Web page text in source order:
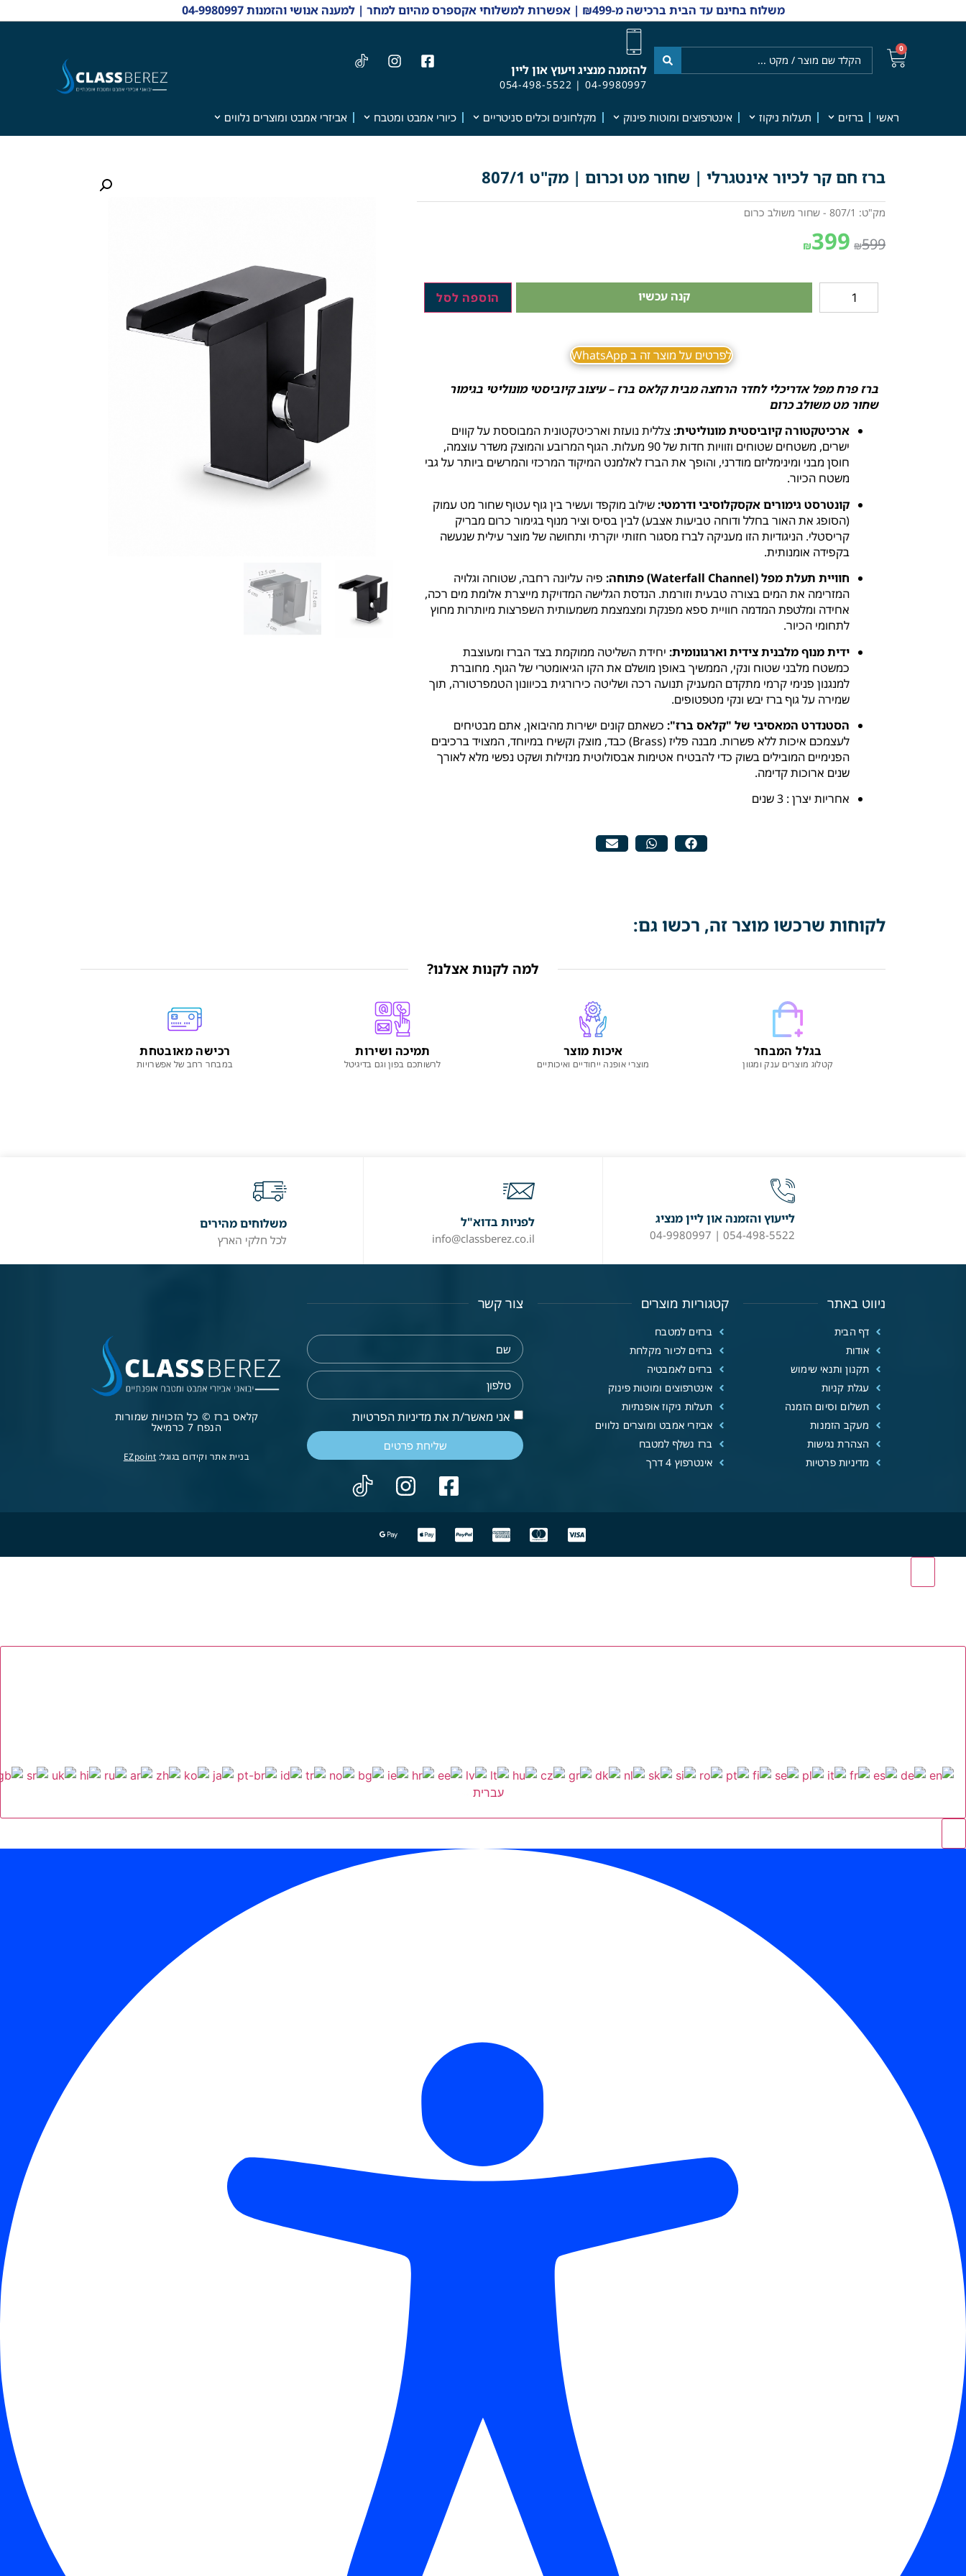
משלוח בחינם עד הבית ברכישה מ-₪499 | אפשרות למשלוחי אקספרס מהיום למחר | למענה אנושי והזמנות 04-9980997
0
להזמנה מנציג ויעוץ און ליין
04-9980997
|
054-498-5522
ראשי ברזים תעלות ניקוז אינטרפוצים ומוטות פינוק מקלחונים וכלים סניטריים כיורי אמבט ומטבח אביזרי אמבט ומוצרים נלווים
ברז חם קר לכיור אינטגרלי | שחור מט וכרום | מק"ט 807/1
מק"ט: 807/1 - שחור משולב כרום
₪599
₪399
קנה עכשיו הוספה לסל
לפרטים על מוצר זה ב WhatsApp
ברז פרח מפל אדריכלי לחדר הרחצה מבית קלאס ברז – עיצוב קיוביסטי מונוליטי בגימור
שחור מט משולב כרום
ארכיטקטורה קיוביסטית מונוליטית:צללית נועזת וארכיטקטונית המבוססת על קווים
ישרים, משטחים שטוחים וזוויות חדות של 90 מעלות. הגוף המרובע והמוצק משדר עוצמה,
חוסן מבני ומינימליזם מודרני, והופך את הברז לאלמנט המיקוד המרכזי והמרשים ביותר על גבי
משטח הכיור.
קונטרסט גימורים אקסקלוסיבי ודרמטי:שילוב מוקפד ועשיר בין גוף עטוף שחור מט עמוק
(הסופג את האור בחלל ודוחה טביעות אצבע) לבין בסיס וציר מנוף בגימור כרום מבריק
קריסטלי. הניגודיות הזו מעניקה לברז מסגור חזותי יוקרתי ותחושה של מוצר עילית שנעשה
בקפידה אומנותית.
חוויית תעלת מפל (Waterfall Channel) פתוחה:
פיה עליונה רחבה, שטוחה וגלויה
המזרימה את המים בצורה טבעית וזורמת. הנדסת הגלישה המדויקת מייצרת אלומת מים רכה,
אחידה ומלטפת המדמה חוויית ספא מפנקת ומצמצמת משמעותית השפרצות מיותרות מחוץ
לתחומי הכיור.
ידית מנוף מלבנית צידית וארגונומית: יחידת השליטה ממוקמת בצד הברז ומעוצבת
כמשטח מלבני שטוח ונקי, הממשיך באופן מושלם את הקו הגיאומטרי של הגוף. מחוברת
למנגנון פנימי קרמי מתקדם המעניק תנועה רכה ושליטה כירורגית בכיוונון הטמפרטורה, תוך
שמירה על גוף ברז יבש ונקי מטפטופים.
הסטנדרט המאסיבי של "קלאס ברז": כשאתם קונים ישירות מהיבואן, אתם מבטיחים
לעצמכם איכות ללא פשרות. מבנה פליז (Brass) כבד, מוצק וקשיח במיוחד, המצויד ברכיבים
הפנימיים המובילים בשוק כדי להבטיח אטימות אבסולוטית מנזילות ושקט נפשי מלא לאורך
שנים ארוכות קדימה.
אחריות יצרן : 3 שנים
לקוחות שרכשו מוצר זה, רכשו גם:
למה לקנות אצלנו?
בגלל המבחר
קטלוג מוצרים ענק ומגוון
איכות מוצר
מוצרי אופנה ייחודיים ואיכותיים
תמיכה ושירות
לרשותכם בפון וגם בדיגיטל
רכישה מאובטחת
במבחר רחב של אפשרויות
לייעוץ והזמנה און ליין מנציג
054-498-5522 | 04-9980997
לפניות בדוא"ל
info@classberez.co.il
משלוחים מהירים
לכל חלקי הארץ
ניווט באתר
דף הבית
אודות
תקנון ותנאי שימוש
עגלת קניות
תשלום וסיום הזמנה
מעקב הזמנות
הצהרת נגישות
מדיניות פרטיות
קטגוריות מוצרים
ברזים למטבח
ברזים לכיור מקלחת
ברזים לאמבטיה
אינטרפוצים ומוטות פינוק
תעלות ניקוז אופנתיות
אביזרי אמבט ומוצרים נלווים
ברז נשלף למטבח
אינטרפוץ 4 דרך
צור קשר
אני מאשר/ת את מדיניות הפרטיות
שליחת פרטים
קלאס ברז © כל הזכויות שמורות
הנפח 7 כרמיאל
בניית אתר וקידום בגוגל: EZpoint
עברית